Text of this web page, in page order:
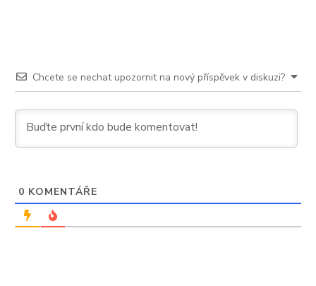
Chcete se nechat upozornit na nový příspěvek v diskuzi?
0 KOMENTÁŘE